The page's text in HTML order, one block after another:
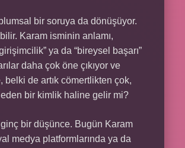
bir soruya da dönüşüyor.
Karam isminin anlamı,
ya da “bireysel başarı”
daha çok öne çıkıyor ve
belki de artık cömertlikten çok,
bir kimlik haline gelir mi?
bir düşünce. Bugün Karam
medya platformlarında ya da